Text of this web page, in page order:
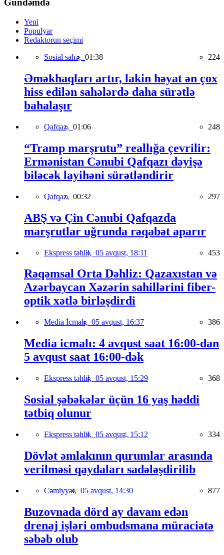
Gündəmdə
Yeni
Populyar
Redaktorun seçimi
Sosial sahə, 01:38 224
Əməkhaqları artır, lakin həyat ən çox
hiss edilən sahələrdə daha sürətlə
bahalaşır
Qafqaz, 01:06 248
“Tramp marşrutu” reallığa çevrilir:
Ermənistan Cənubi Qafqazı dəyişə
biləcək layihəni sürətləndirir
Qafqaz, 00:32 297
ABŞ və Çin Cənubi Qafqazda
marşrutlar uğrunda rəqabət aparır
Ekspress təhlil, 05 avqust, 18:11 453
Rəqəmsal Orta Dəhliz: Qazaxıstan və
Azərbaycan Xəzərin sahillərini fiber-
optik xətlə birləşdirdi
Media İcmalı, 05 avqust, 16:37 386
Media icmalı: 4 avqust saat 16:00-dan
5 avqust saat 16:00-dək
Ekspress təhlil, 05 avqust, 15:29 368
Sosial şəbəkələr üçün 16 yaş həddi
tətbiq olunur
Ekspress təhlil, 05 avqust, 15:12 334
Dövlət əmlakının qurumlar arasında
verilməsi qaydaları sadələşdirilib
Cəmiyyət, 05 avqust, 14:30 877
Buzovnada dörd ay davam edən
drenaj işləri ombudsmana müraciətə
səbəb olub